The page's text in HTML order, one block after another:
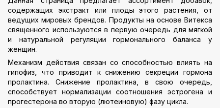
содержащих экстракт или плоды этого растения, от
ведущих мировых брендов. Продукты на основе Витекса
священного используются в первую очередь для мягкой
и натуральной регуляции гормонального баланса у
женщин.
Механизм действия связан со способностью влиять на
гипофиз, что приводит к снижению секреции гормона
пролактина. Снижение пролактина, в свою очередь,
способствует нормализации соотношения эстрогена и
прогестерона во вторую (лютеиновую) фазу цикла.